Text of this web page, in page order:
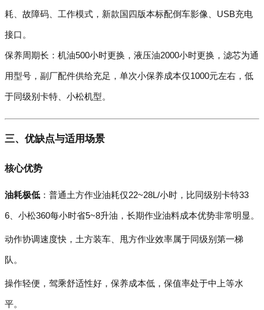
耗、故障码、工作模式，新款国四版本标配倒车影像、USB充电
接口。
保养周期长：机油500小时更换，液压油2000小时更换，滤芯为通
用型号，副厂配件供给充足，单次小保养成本仅1000元左右，低
于同级别卡特、小松机型。
三、优缺点与适用场景
核心优势
油耗极低 ：普通土方作业油耗仅22~28L/小时，比同级别卡特33
6、小松360每小时省5~8升油，长期作业油料成本优势非常明显。
动作协调速度快，土方装车、甩方作业效率属于同级别第一梯
队。
操作轻便，驾乘舒适性好，保养成本低，保值率处于中上等水
平。